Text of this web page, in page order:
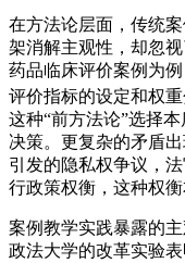
在方法论层面，传统
架消解主观性，却忽
药品临床评价案例为
评价指标的设定和权
这种“前方法论”选择
决策。更复杂的矛盾
引发的隐私权争议，
行政策权衡，这种权
案例教学实践暴露的
政法大学的改革实验